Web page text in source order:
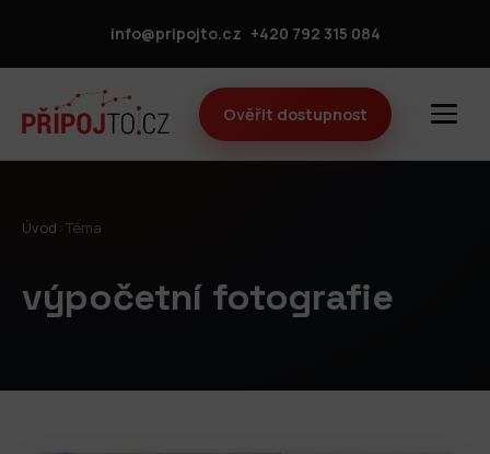
info@pripojto.cz +420 792 315 084
Ověřit dostupnost
Úvod Téma
výpočetní fotografie